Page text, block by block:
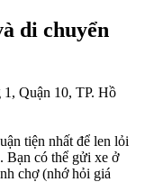
di chuyển
Quận 10, TP. Hồ
tiện nhất để len lỏi
Bạn có thể gửi xe ở
chợ (nhớ hỏi giá